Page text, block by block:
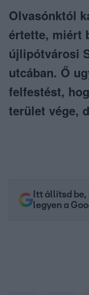
Olvasónktól
értette, miért
újlipótvárosi
utcában. Ő
felfestést,
terület vége,
Itt állítsd be,
legyen a